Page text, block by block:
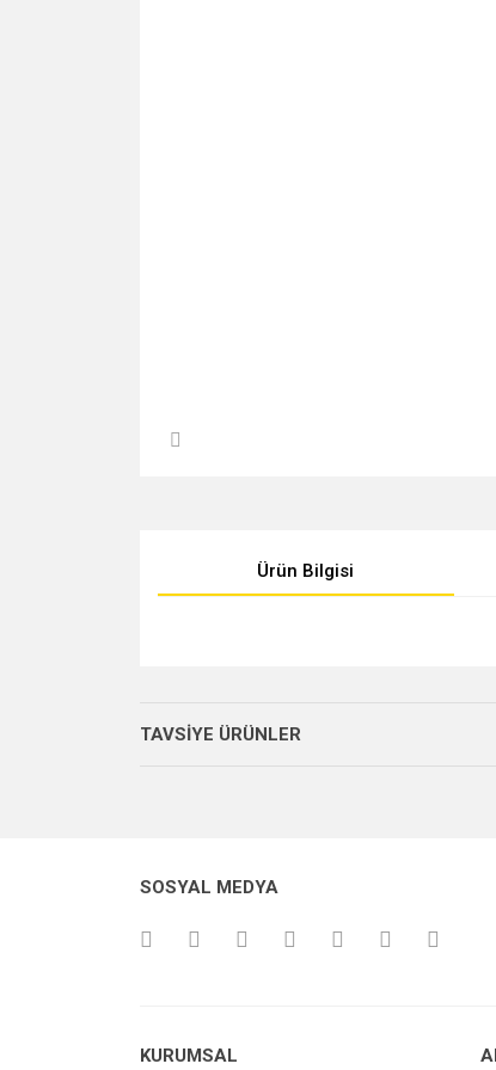
Ürün Bilgisi
Bu ürüne benzer farklı alternatifler olmalı.
TAVSİYE ÜRÜNLER
SOSYAL MEDYA
KURUMSAL